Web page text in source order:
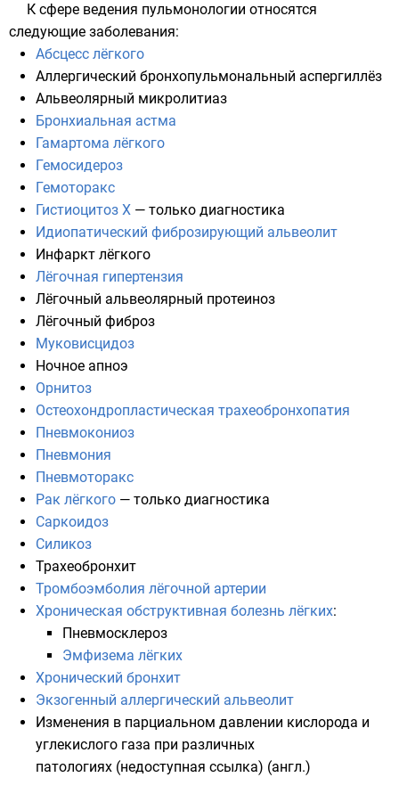
К сфере ведения пульмонологии относятся
следующие заболевания:
Абсцесс лёгкого
Аллергический бронхопульмональный аспергиллёз
Альвеолярный микролитиаз
Бронхиальная астма
Гамартома лёгкого
Гемосидероз
Гемоторакс
Гистиоцитоз X — только диагностика
Идиопатический фиброзирующий альвеолит
Инфаркт лёгкого
Лёгочная гипертензия
Лёгочный альвеолярный протеиноз
Лёгочный фиброз
Муковисцидоз
Ночное апноэ
Орнитоз
Остеохондропластическая трахеобронхопатия
Пневмокониоз
Пневмония
Пневмоторакс
Рак лёгкого — только диагностика
Саркоидоз
Силикоз
Трахеобронхит
Тромбоэмболия лёгочной артерии
Хроническая обструктивная болезнь лёгких:
Пневмосклероз
Эмфизема лёгких
Хронический бронхит
Экзогенный аллергический альвеолит
Изменения в парциальном давлении кислорода и
углекислого газа при различных
патологиях (недоступная ссылка) (англ.)